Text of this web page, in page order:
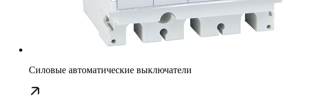
Силовые автоматические выключатели